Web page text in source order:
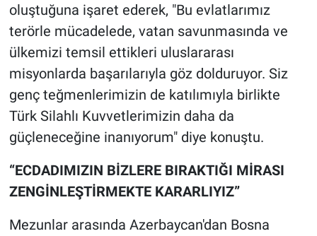
oluştuğuna işaret ederek, "Bu evlatlarımız
terörle mücadelede, vatan savunmasında ve
ülkemizi temsil ettikleri uluslararası
misyonlarda başarılarıyla göz dolduruyor. Siz
genç teğmenlerimizin de katılımıyla birlikte
Türk Silahlı Kuvvetlerimizin daha da
güçleneceğine inanıyorum" diye konuştu.
“ECDADIMIZIN BİZLERE BIRAKTIĞI MİRASI
ZENGİNLEŞTİRMEKTE KARARLIYIZ”
Mezunlar arasında Azerbaycan'dan Bosna